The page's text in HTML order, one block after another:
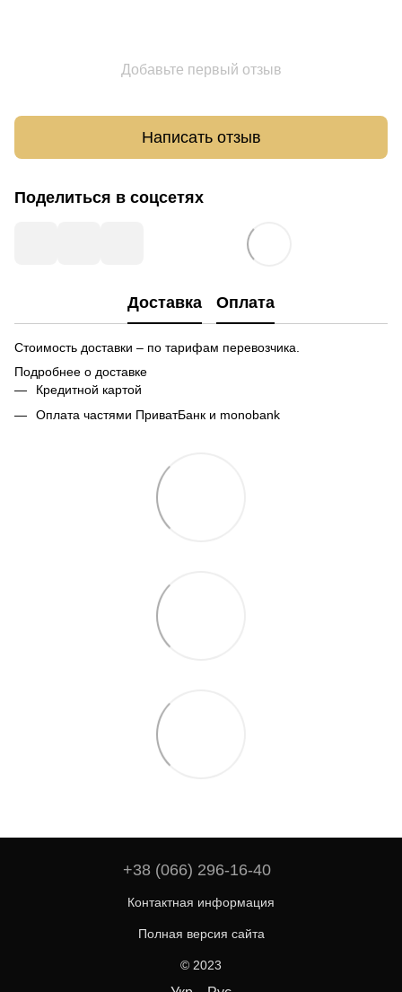
Добавьте первый отзыв
Написать отзыв
Поделиться в соцсетях
Доставка Оплата
Стоимость доставки – по тарифам перевозчика.
Подробнее о доставке
Кредитной картой
Оплата частями ПриватБанк и monobank
+38 (066) 296-16-40
Контактная информация
Полная версия сайта
© 2023